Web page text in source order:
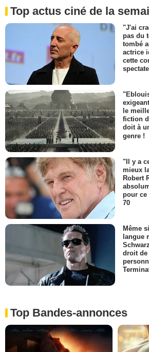
Top actus ciné de la
"J'ai
pas du
tombé
actrice
cette
le
fiction
doit à
genre !
"Il y a
mieux
Robert
pour ce
70
Même
langue
droit de
Top Bandes-annonces